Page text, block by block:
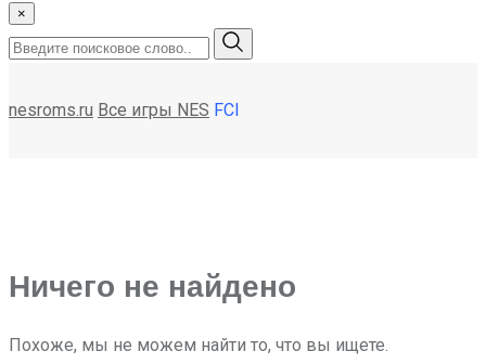
×
nesroms.ru Все игры NES FCI
Ничего не найдено
Похоже, мы не можем найти то, что вы ищете.